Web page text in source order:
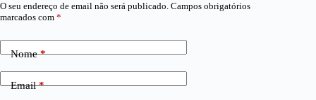
O seu endereço de email não será publicado. Campos obrigatórios
marcados com *
Nome*
Email*